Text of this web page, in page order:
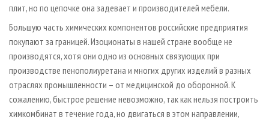
плит, но по цепочке она задевает и производителей мебели.
Большую часть химических компонентов российские предприятия
покупают за границей. Изоционаты в нашей стране вообще не
производятся, хотя они одно из основных связующих при
производстве пенополиуретана и многих других изделий в разных
отраслях промышленности – от медицинской до оборонной. К
сожалению, быстрое решение невозможно, так как нельзя построить
химкомбинат в течение года, но двигаться в этом направлении,